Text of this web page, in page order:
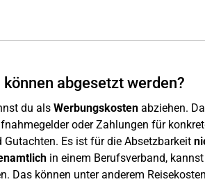
abgesetzt werden?
du als Werbungskostenabziehen.
oder Zahlungen für
Es ist für die Absetzbarkeit
in einem Berufsverband,
Das können unter anderem